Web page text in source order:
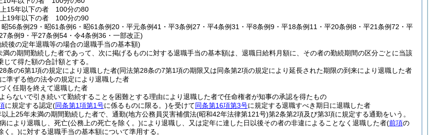
15年以下の者 100分の80
19年以下の者 100分の90
56条例29・昭61条例6・昭61条例20・平元条例41・平3条例27・平4条例31・平8条例9・平18条例11・平20条例8・平21条例72・平
条例9・平27条例54・令4条例36・一部改正)
後の定年退職等の場合の退職手当の基本額)
満の期間勤続した者であって、次に掲げるものに対する退職手当の基本額は、退職日給料月額に、その者の勤続期間の区分ごとに当該
じて得た額の合計額とする。
条の6第1項の規定により退職した者(同法第28条の7第1項の期限又は同条第2項の規定により延長された期限の到来により退職した者
準ずる他の法令の規定により退職した者
く任期を終えて退職した者
らないで引き続いて勤続することを困難とする理由により退職した者で任命権者が知事の承認を得たもの
に規定する認定(同条第1項第1号に係るものに限る。)を受けて同条第16項第3号に規定する退職すべき期日に退職した者
上25年未満の期間勤続した者で、通勤(地方公務員災害補償法(昭和42年法律第121号)第2条第2項及び第3項に規定する通勤をいう。
により退職し、死亡(公務上の死亡を除く。)により退職し、又は定年に達した日以後その者の非違によることなく退職した者(前項の
く。)に対する退職手当の基本額について準用する。